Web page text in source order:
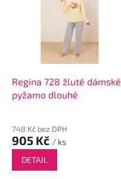
Regina 728 žluté dámské
pyžamo dlouhé
748 Kč bez DPH
905 Kč / ks
DETAIL